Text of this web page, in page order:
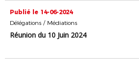
Publié le 14-06-2024
Délégations / Médiations
Réunion du 10 Juin 2024